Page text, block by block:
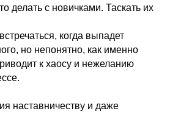
делать с новичками. Таскать их
когда выпадет
но непонятно, как именно
к хаосу и нежеланию
наставничеству и даже